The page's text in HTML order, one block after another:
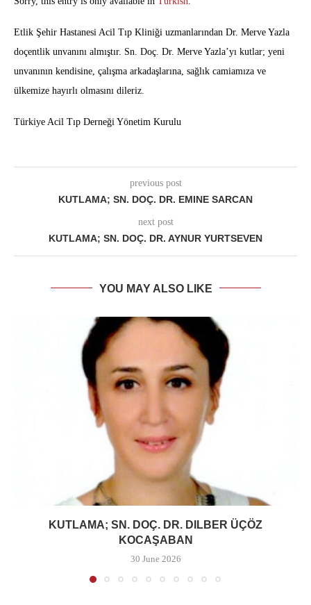
Etlik Şehir Hastanesi Acil Tıp Kliniği uzmanlarından Dr. Merve Yazla
doçentlik unvanını almıştır. Sn. Doç. Dr. Merve Yazla’yı kutlar; yeni
unvanının kendisine, çalışma arkadaşlarına, sağlık camiamıza ve
ülkemize hayırlı olmasını dileriz.
Türkiye Acil Tıp Derneği Yönetim Kurulu
previous post
KUTLAMA; SN. DOÇ. DR. EMINE SARCAN
next post
KUTLAMA; SN. DOÇ. DR. AYNUR YURTSEVEN
YOU MAY ALSO LIKE
KUTLAMA; SN. DOÇ. DR. DILBER ÜÇÖZ
KOCAŞABAN
30 June 2026